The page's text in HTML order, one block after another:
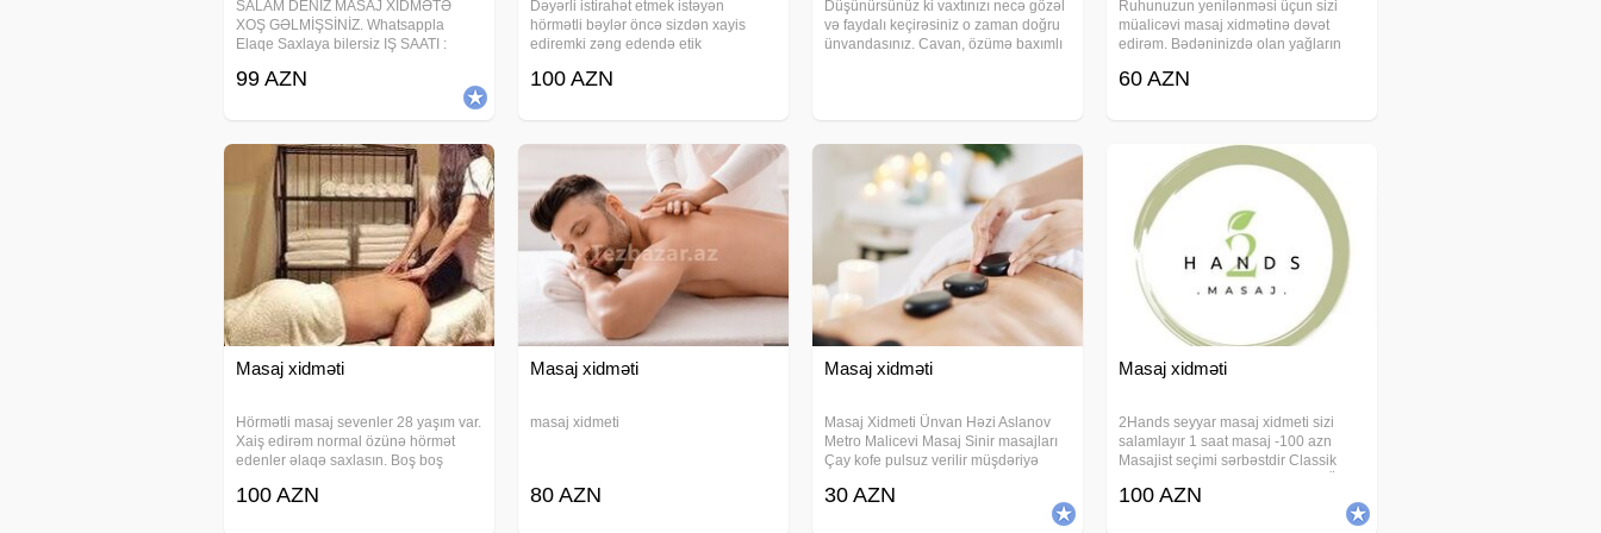
SALAM DENİZ MASAJ XİDMƏTƏ
XOŞ GƏLMİŞSİNİZ. Whatsappla
Elaqe Saxlaya bilersiz IŞ SAATI :
OXUYUN 2 SAAT )MASAJ - 120 AZN
QEYD İNTİM YOXDUR RAHATLAMA
YOXDUR SIRF MÜALİCƏVİ
99 AZN
Dəyərli istirahət etmek istəyən
hörmətli bəylər öncə sizdən xayis
ediremki zəng edendə etik
isləyirəm əgər sizdə sakit səliqəli və
qonagim olun
100 AZN
Düşünürsünüz ki vaxtınızı necə gözəl
və faydalı keçirəsiniz o zaman doğru
ünvandasınız. Cavan, özümə baxımlı
Ruhunuzun yenilənməsi üçun sizi
müalicəvi masaj xidmətinə dəvət
edirəm. Bədəninizdə olan yağların
nahiyəsində olan ağrılarin aradan
gel masajdan sonra duş
60 AZN
Masaj xidməti
Hörmətli masaj sevenler 28 yaşım var.
Xaiş edirəm normal özünə hörmət
edenler əlaqə saxlasın. Boş boş
100manatdı. Ətraflı məlumat almaq
100 AZN
Masaj xidməti
masaj xidmeti
80 AZN
Masaj xidməti
Masaj Xidmeti Ünvan Həzi Aslanov
Metro Malicevi Masaj Sinir masajları
Çay kofe pulsuz verilir müşdəriyə
30 AZN
Masaj xidməti
2Hands seyyar masaj xidmeti sizi
salamlayır 1 saat masaj -100 azn
Masajist seçimi sərbəstdir Classik
masaji Anticelulit masaj Hicama(elavə
100 AZN